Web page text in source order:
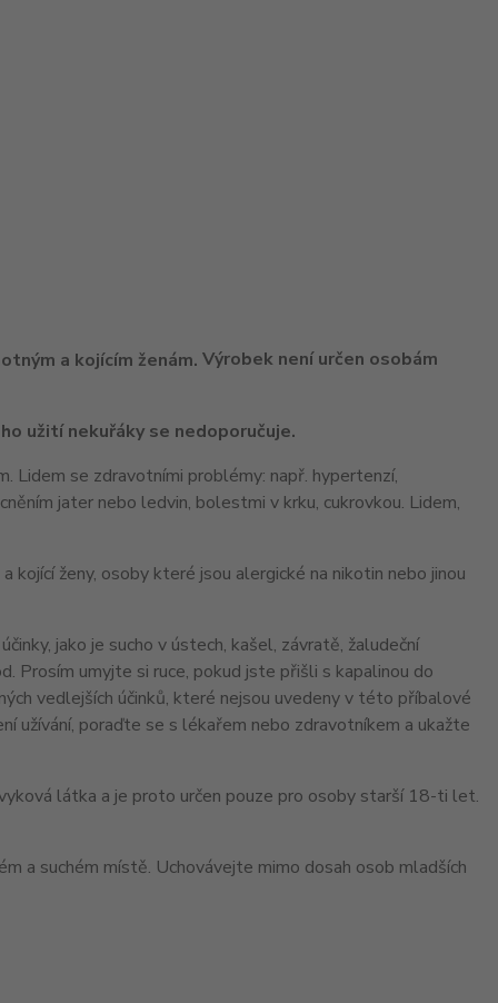
Výrobek není určen osobám
užití nekuřáky se nedoporučuje.
Lidem se zdravotními problémy: např. hypertenzí,
jater nebo ledvin, bolestmi v krku, cukrovkou. Lidem,
ženy, osoby které jsou alergické na nikotin nebo jinou
jako je sucho v ústech, kašel, závratě, žaludeční
Prosím umyjte si ruce, pokud jste přišli s kapalinou do
vedlejších účinků, které nejsou uvedeny v této příbalové
užívání, poraďte se s lékařem nebo zdravotníkem a ukažte
látka a je proto určen pouze pro osoby starší 18-ti let.
a suchém místě. Uchovávejte mimo dosah osob mladších